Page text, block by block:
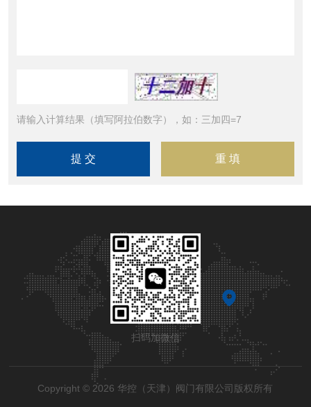
请输入计算结果（填写阿拉伯数字），如：三加四=7
扫码加微信
Copyright © 2026 华控（天津）阀门有限公司版权所有